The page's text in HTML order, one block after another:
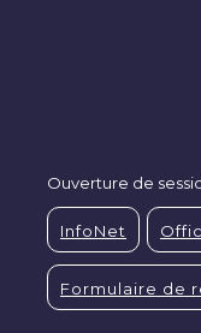
Ouverture de
InfoNet
Formulaire de